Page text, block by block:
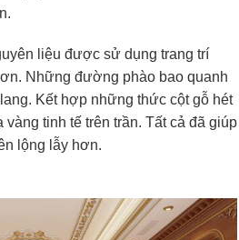
liệu được sử dụng trang trí
Những đường phào bao quanh
Kết hợp những thức cột gỗ hét
tinh tế trên trần. Tất cả đã giúp
lộng lẫy hơn.